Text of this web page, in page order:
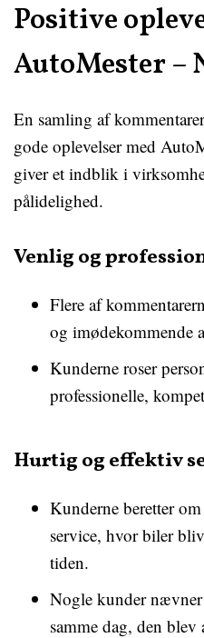
Positive
AutoMester –
En samling af
gode oplevelser med
giver et indblik i
pålidelighed.
Venlig og
Flere af
og imødekommende
Kunderne roser
professionelle,
Hurtig og effektiv
Kunderne beretter
service, hvor biler
tiden.
Nogle kunder
samme dag, den blev